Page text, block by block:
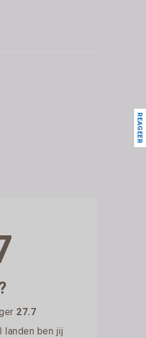
27.7
landen ben jij
REAGEER